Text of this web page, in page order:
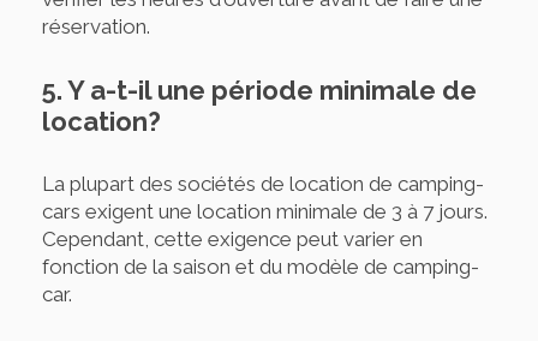
réservation.
5. Y a-t-il une période minimale de
location?
La plupart des sociétés de location de camping-
cars exigent une location minimale de 3 à 7 jours.
Cependant, cette exigence peut varier en
fonction de la saison et du modèle de camping-
car.